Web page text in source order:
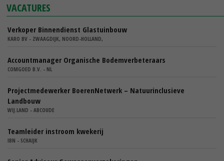
VACATURES
Verkoper Binnendienst Glastuinbouw
KARO BV - ZWAAGDIJK, NOORD-HOLLAND,
Accountmanager Organische Bodemverbeteraars
COMGOED B.V. - NL
Projectmedewerker BoerenNetwerk – Natuurinclusieve
Landbouw
WIJ.LAND - ABCOUDE
Teamleider instroom kwekerij
IBN - SCHAIJK